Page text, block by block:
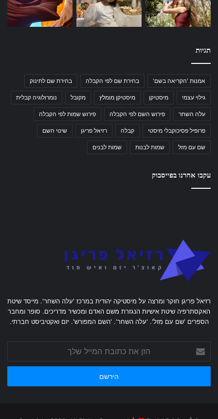
תגיות
אמנות 'הקריאה בשם' בחירת שם לפי הקבלה בחירת שם לתינוק
גילוי עצמי מיסטיקן מיסטיקן מומלץ מקובל נומרולוגיה קבלית
עלה השחר פירוש השם לפי הקבלה פירוש שמות לפי הקבלה
פרופיל פסיכוקבלי מיסטי קבלה רזיאל פריגן שינוי השם
שם עם מזל שמות לבנות שמות לבנים
עקבו אחרנו בפייסבוק
רזיאל פריגן חוקר ומרצה על מיסטיקה יהודית במרכז 'עלה השחר'. מייסד שיטת
האקסתרפיה שיטת אישיות הנגזרת משם האדם ומכשיר מדריכים. סופר ומחבר
הספרים 'שם עם מזל'. 'עלה השחר'. 'השם המפורש'. יזם ואקטיביסט חברתי.
את
כתובת
שלך